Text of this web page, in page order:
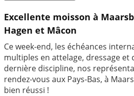
Excellente moisson à
Hagen et Mâcon
Ce week-end, les échéances
multiples en attelage, dressage et
dernière discipline, nos
rendez-vous aux Pays-Bas, à
bien réussi !